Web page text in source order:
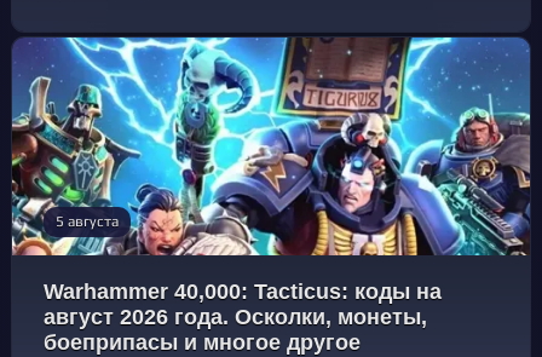
5 августа
Warhammer 40,000: Tacticus: коды на
август 2026 года. Осколки, монеты,
боеприпасы и многое другое